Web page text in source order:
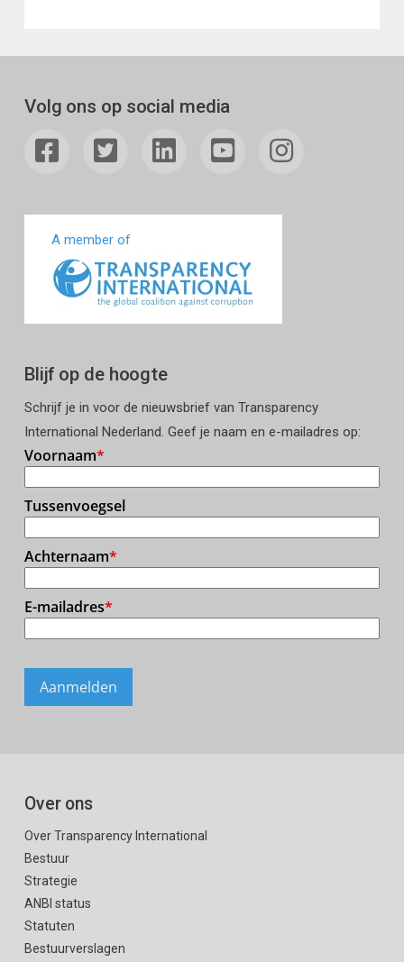
Volg ons op social media
A member of
Blijf op de hoogte
Schrijf je in voor de nieuwsbrief van Transparency
International Nederland. Geef je naam en e-mailadres op:
Over ons
Over Transparency International
Bestuur
Strategie
ANBI status
Statuten
Bestuurverslagen